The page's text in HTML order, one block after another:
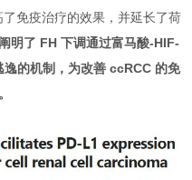
免疫治疗的效果，并延长了荷
明了 FH 下调通过富马酸-HIF-
的机制，为改善 ccRCC 的免